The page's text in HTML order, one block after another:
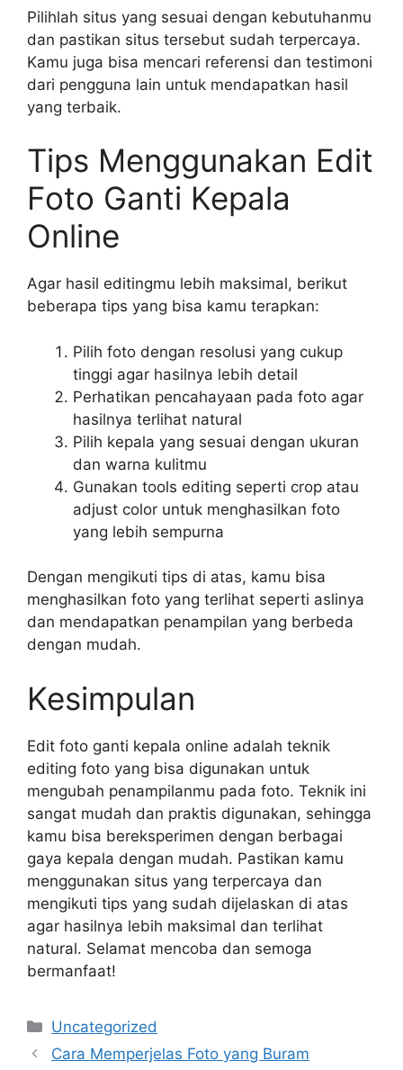
Pilihlah situs yang sesuai dengan kebutuhanmu
dan pastikan situs tersebut sudah terpercaya.
Kamu juga bisa mencari referensi dan testimoni
dari pengguna lain untuk mendapatkan hasil
yang terbaik.
Tips Menggunakan Edit
Foto Ganti Kepala
Online
Agar hasil editingmu lebih maksimal, berikut
beberapa tips yang bisa kamu terapkan:
Pilih foto dengan resolusi yang cukup
tinggi agar hasilnya lebih detail
Perhatikan pencahayaan pada foto agar
hasilnya terlihat natural
Pilih kepala yang sesuai dengan ukuran
dan warna kulitmu
Gunakan tools editing seperti crop atau
adjust color untuk menghasilkan foto
yang lebih sempurna
Dengan mengikuti tips di atas, kamu bisa
menghasilkan foto yang terlihat seperti aslinya
dan mendapatkan penampilan yang berbeda
dengan mudah.
Kesimpulan
Edit foto ganti kepala online adalah teknik
editing foto yang bisa digunakan untuk
mengubah penampilanmu pada foto. Teknik ini
sangat mudah dan praktis digunakan, sehingga
kamu bisa bereksperimen dengan berbagai
gaya kepala dengan mudah. Pastikan kamu
menggunakan situs yang terpercaya dan
mengikuti tips yang sudah dijelaskan di atas
agar hasilnya lebih maksimal dan terlihat
natural. Selamat mencoba dan semoga
bermanfaat!
Categories
Uncategorized
Cara Memperjelas Foto yang Buram